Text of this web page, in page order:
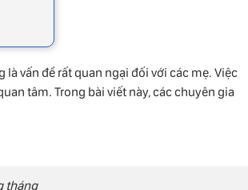
vấn đề rất quan ngại đối với các mẹ. Việc
tâm. Trong bài viết này, các chuyên gia
tháng